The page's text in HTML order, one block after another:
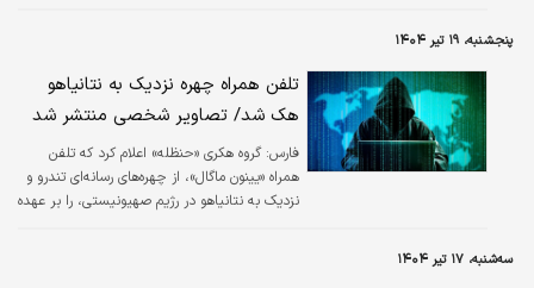
پنجشنبه، ۱۹ تیر ۱۴۰۴
تلفن‌ همراه چهره نزدیک به نتانیاهو
هک شد/ تصاویر شخصی منتشر شد
فارس:گروه هکری «حنظله» اعلام کرد که تلفن
همراه «یینون ماگال»، از چهره‌های رسانه‌ای تندرو و
نزدیک به نتانیاهو در رژیم صهیونیستی، را بر عهده
سه‌شنبه، ۱۷ تیر ۱۴۰۴